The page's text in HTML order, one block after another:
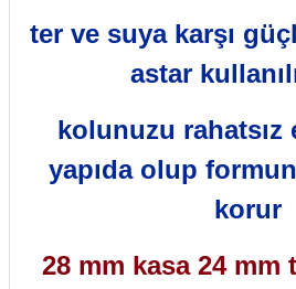
ter ve suya karşı
astar
kolunuzu rahatsız
yapıda olup
korur
28 mm kasa 24 mm